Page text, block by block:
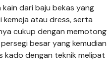
dari baju bekas yang
kemeja atau dress, serta
cukup dengan memotong
besar yang kemudian
kado dengan teknik melipat